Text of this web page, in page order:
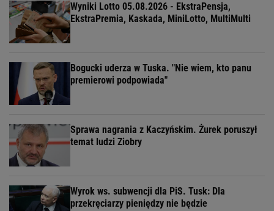
Wyniki Lotto 05.08.2026 - EkstraPensja,
EkstraPremia, Kaskada, MiniLotto, MultiMulti
Bogucki uderza w Tuska. "Nie wiem, kto panu
premierowi podpowiada"
Sprawa nagrania z Kaczyńskim. Żurek poruszył
temat ludzi Ziobry
Wyrok ws. subwencji dla PiS. Tusk: Dla
przekręciarzy pieniędzy nie będzie